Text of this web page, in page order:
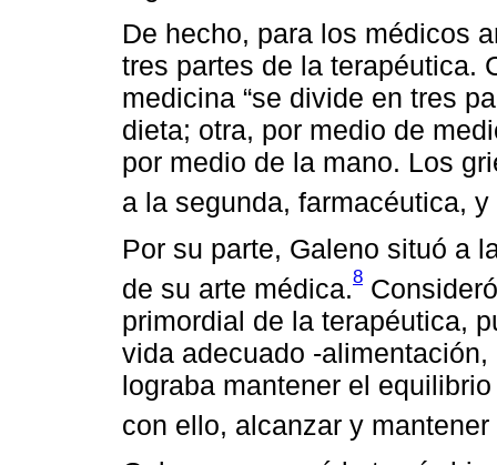
De hecho, para los médicos
tres partes de la terapéutica.
medicina “se divide en tres
dieta; otra, por medio de
por medio de la mano. Los
a la segunda, farmacéutica,
Por su parte, Galeno situó a
de su arte médica.8
primordial de la terapéutica,
vida adecuado -
lograba mantener el
con ello, alcanzar y